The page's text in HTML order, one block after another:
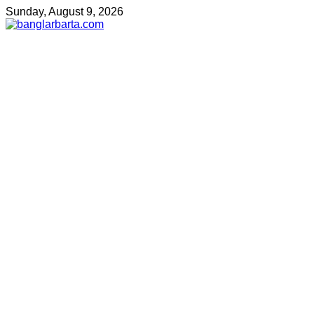
Sunday, August 9, 2026